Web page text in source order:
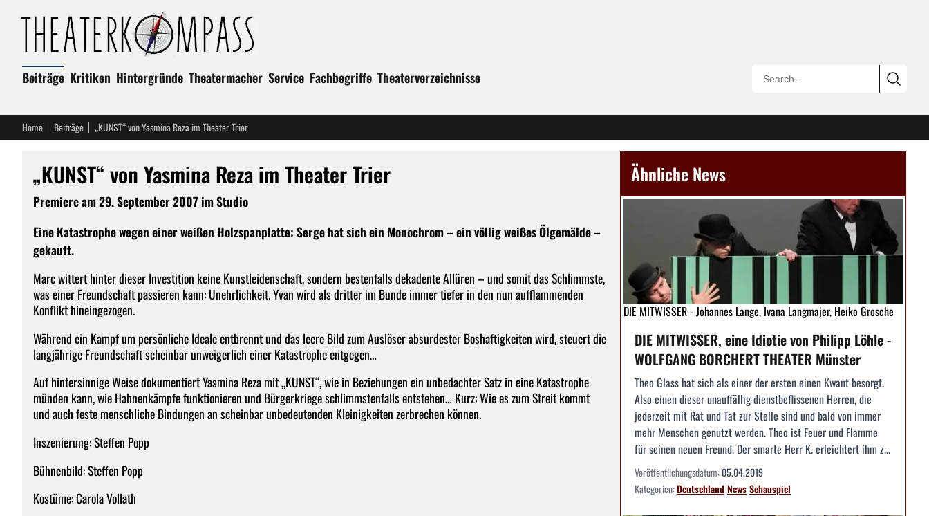
Beiträge Kritiken Hintergründe Theatermacher Service Fachbegriffe Theaterverzeichnisse
Home Beiträge „KUNST“ von Yasmina Reza im Theater Trier
„KUNST“ von Yasmina Reza im Theater Trier
Premiere am 29. September 2007 im Studio
Eine Katastrophe wegen einer weißen Holzspanplatte: Serge hat sich ein Monochrom – ein völlig weißes Ölgemälde –
gekauft.
Marc wittert hinter dieser Investition keine Kunstleidenschaft, sondern bestenfalls dekadente Allüren – und somit das Schlimmste,
was einer Freundschaft passieren kann: Unehrlichkeit. Yvan wird als dritter im Bunde immer tiefer in den nun aufflammenden
Konflikt hineingezogen.
Während ein Kampf um persönliche Ideale entbrennt und das leere Bild zum Auslöser absurdester Boshaftigkeiten wird, steuert die
langjährige Freundschaft scheinbar unweigerlich einer Katastrophe entgegen…
Auf hintersinnige Weise dokumentiert Yasmina Reza mit „KUNST“, wie in Beziehungen ein unbedachter Satz in eine Katastrophe
münden kann, wie Hahnenkämpfe funktionieren und Bürgerkriege schlimmstenfalls entstehen… Kurz: Wie es zum Streit kommt
und auch feste menschliche Bindungen an scheinbar unbedeutenden Kleinigkeiten zerbrechen können.
Inszenierung: Steffen Popp
Bühnenbild: Steffen Popp
Kostüme: Carola Vollath
Ähnliche News
DIE MITWISSER - Johannes Lange, Ivana Langmajer, Heiko Grosche
DIE MITWISSER, eine Idiotie von Philipp Löhle -
WOLFGANG BORCHERT THEATER Münster
Theo Glass hat sich als einer der ersten einen Kwant besorgt.
Also einen dieser unauffällig dienstbeflissenen Herren, die
jederzeit mit Rat und Tat zur Stelle sind und bald von immer
mehr Menschen genutzt werden. Theo ist Feuer und Flamme
für seinen neuen Freund. Der smarte Herr K. erleichtert ihm z...
Veröffentlichungsdatum:05.04.2019
Kategorien:DeutschlandNewsSchauspiel